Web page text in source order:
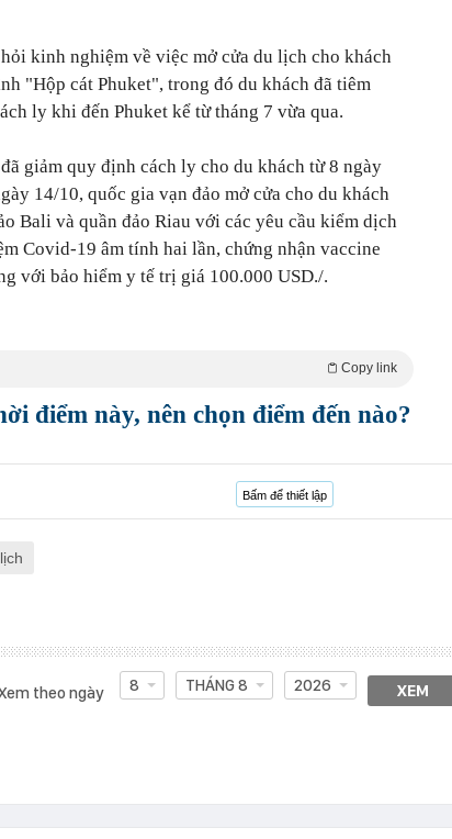
kinh nghiệm về việc mở cửa du lịch cho khách
"Hộp cát Phuket", trong đó du khách đã tiêm
ly khi đến Phuket kể từ tháng 7 vừa qua.
giảm quy định cách ly cho du khách từ 8 ngày
14/10, quốc gia vạn đảo mở cửa cho du khách
Bali và quần đảo Riau với các yêu cầu kiểm dịch
Covid-19 âm tính hai lần, chứng nhận vaccine
với bảo hiểm y tế trị giá 100.000 USD./.
Copy link
điểm này, nên chọn điểm đến nào?
Bấm để thiết lập
theo ngày 8 THÁNG 8 2026 XEM